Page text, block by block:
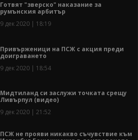
Готвят "зверско" наказание за
румънския арбитър
9 дек 2020 | 18:19
Привърженици на ПСЖ с акция преди
доиграването
9 дек 2020 | 18:54
Мидтиланд си заслужи точката срещу
Ливърпул (видео)
9 дек 2020 | 21:52
ПСЖ не прояви никакво съчувствие към